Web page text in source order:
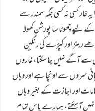
غار کسی نہ کسی جگہ سمندر سے
چھوٹا سا پورشن کھولا
اور کپڑے کی رنگین
سے آگے نہیں جا سکتا، غاروں
سروں سے اونچا ہے اور وہاں
اور اجازت کے بغیر وہاں
نہیں آ سکتے، ہمارے پاس تمام